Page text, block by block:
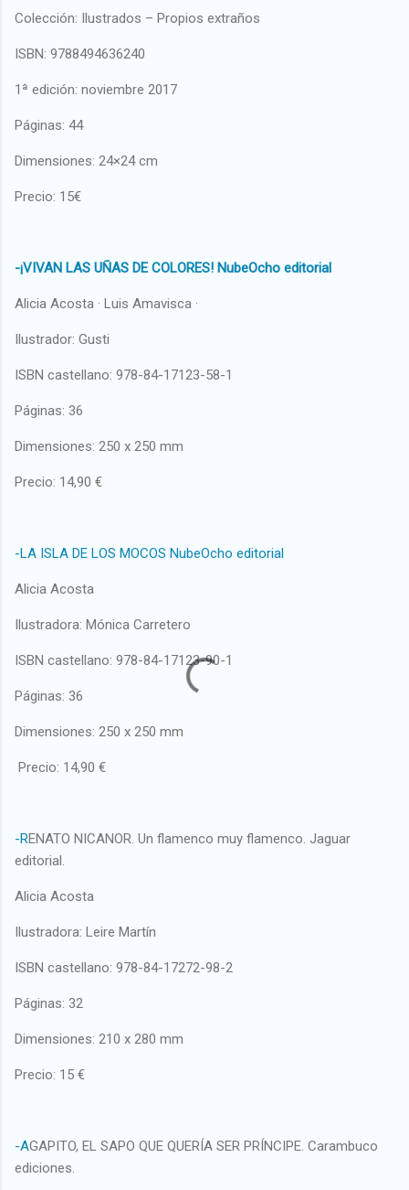
Colección: Ilustrados – Propios extraños
ISBN: 9788494636240
1ª edición: noviembre 2017
Páginas: 44
Dimensiones: 24×24 cm
Precio: 15€
-¡VIVAN LAS UÑAS DE COLORES! NubeOcho editorial
Alicia Acosta · Luis Amavisca ·
Ilustrador: Gusti
ISBN castellano: 978-84-17123-58-1
Páginas: 36
Dimensiones: 250 x 250 mm
Precio: 14,90 €
-LA ISLA DE LOS MOCOS NubeOcho editorial
Alicia Acosta
Ilustradora: Mónica Carretero
ISBN castellano: 978-84-17123-90-1
Páginas: 36
Dimensiones: 250 x 250 mm
Precio: 14,90 €
-RENATO NICANOR. Un flamenco muy flamenco. Jaguar
editorial.
Alicia Acosta
Ilustradora: Leire Martín
ISBN castellano: 978-84-17272-98-2
Páginas: 32
Dimensiones: 210 x 280 mm
Precio: 15 €
-AGAPITO, EL SAPO QUE QUERÍA SER PRÍNCIPE. Carambuco
ediciones.